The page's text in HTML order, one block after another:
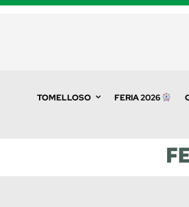
TOMELLOSO FERIA 2026